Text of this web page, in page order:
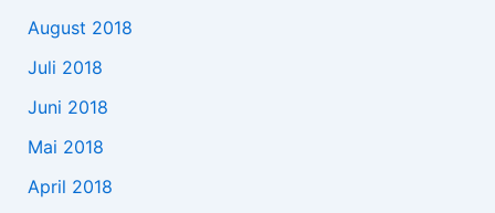
August 2018
Juli 2018
Juni 2018
Mai 2018
April 2018